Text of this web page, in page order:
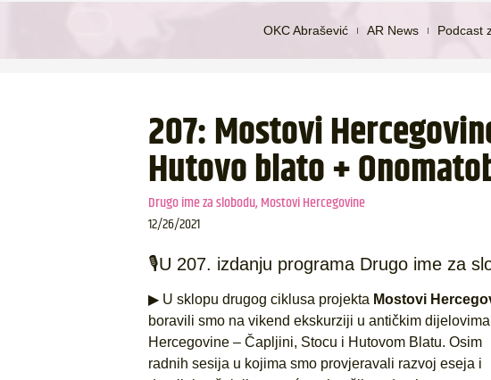
OKC Abrašević AR News Podcast
207: Mostovi
Hutovo blato +
Drugo ime za slobodu,Mostovi Hercegovine
12/26/2021
🎙U 207. izdanju programa Drugo ime za
▶ U sklopu drugog ciklusa projekta Mostovi
boravili smo na vikend ekskurziji u antičkim dijelovima
Hercegovine – Čapljini, Stocu i Hutovom Blatu. Osim
radnih sesija u kojima smo provjeravali razvoj eseja i